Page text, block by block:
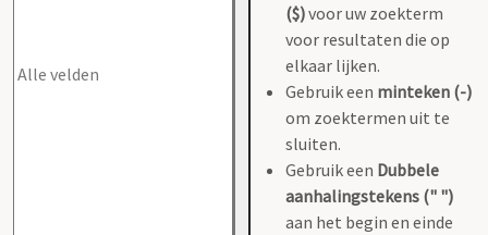
($)voor uw zoekterm
voor resultaten die op
elkaar lijken.
Gebruik een minteken (-)
om zoektermen uit te
sluiten.
Gebruik een Dubbele
aanhalingstekens (" ")
aan het begin en einde